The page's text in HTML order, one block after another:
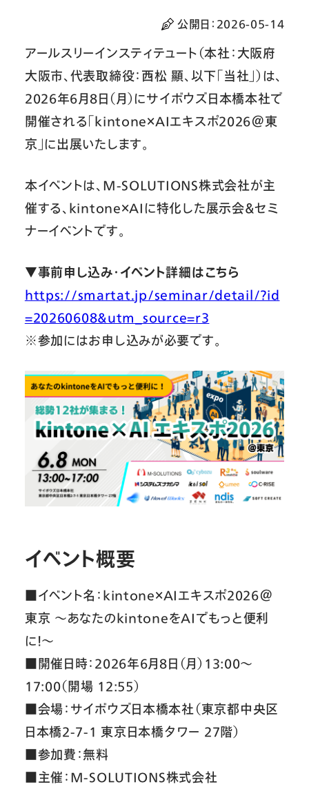
公開日： 2026-05-14
アールスリーインスティテュート（本社：大阪府
大阪市、代表取締役：西松 顯、以下「当社」）は、
2026年6月8日（月）にサイボウズ日本橋本社で
開催される「kintone×AIエキスポ2026＠東
京」に出展いたします。
本イベントは、M-SOLUTIONS株式会社が主
催する、kintone×AIに特化した展示会＆セミ
ナーイベントです。
▼事前申し込み・イベント詳細はこちら
https://smartat.jp/seminar/detail/?id
=20260608&utm_source=r3
※参加にはお申し込みが必要です。
イベント概要
■イベント名：kintone×AIエキスポ2026＠
東京 〜あなたのkintoneをAIでもっと便利
に！〜
■開催日時：2026年6月8日（月）13:00〜
17:00（開場 12:55）
■会場：サイボウズ日本橋本社（東京都中央区
日本橋2-7-1 東京日本橋タワー 27階）
■参加費：無料
■主催：M-SOLUTIONS株式会社